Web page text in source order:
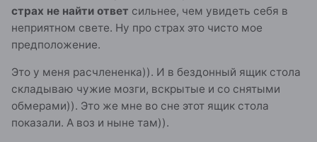
страх не найти ответ сильнее, чем увидеть себя в
неприятном свете. Ну про страх это чисто мое
предположение.
Это у меня расчлененка)). И в бездонный ящик стола
складываю чужие мозги, вскрытые и со снятыми
обмерами)). Это же мне во сне этот ящик стола
показали. А воз и ныне там)).